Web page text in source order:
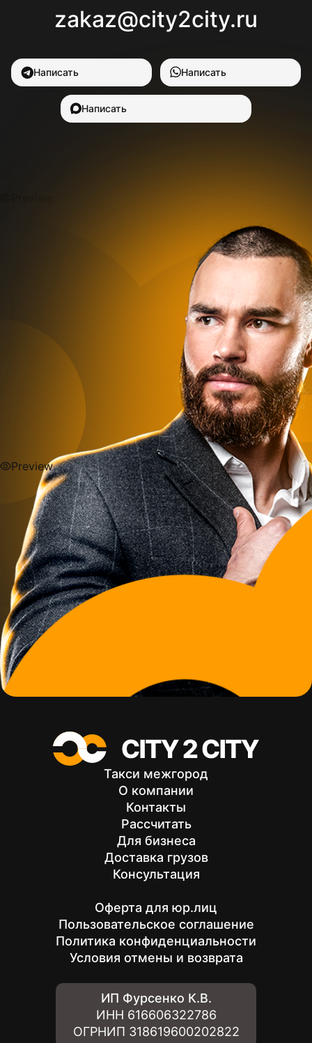
zakaz@city2city.ru
Написать Написать
Написать
Preview
Такси межгород
О компании
Контакты
Рассчитать
Для бизнеса
Доставка грузов
Консультация
Оферта для юр.лиц
Пользовательское соглашение
Политика конфиденциальности
Условия отмены и возврата
ИП Фурсенко К.В.
ИНН 616606322786
ОГРНИП 318619600202822